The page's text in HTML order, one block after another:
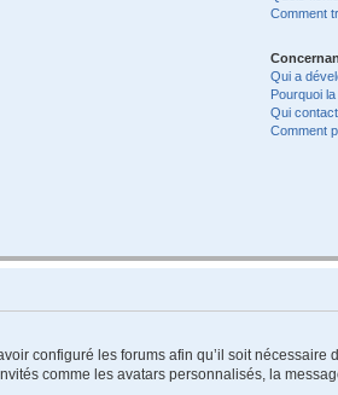
Comment
Qui a
Pourquoi
Qui
Comment
configuré les forums afin qu’il soit
comme les avatars personnalisés, la